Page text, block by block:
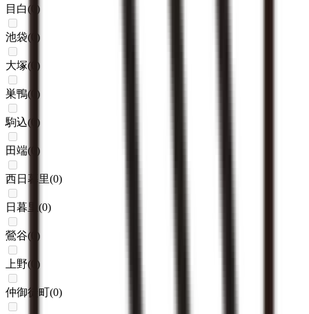
目白( )
池袋( )
大塚( )
巣鴨( )
駒込( )
田端( )
西日暮里(0)
日暮里 (0)
鶯谷( )
上野( )
仲御徒町(0)